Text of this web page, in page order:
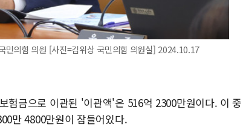
민의힘 의원 [사진=김위상 국민의힘 의원실] 2024.10.17
험금으로 이관된 '이관액'은 516억 2300만원이다. 이 중
만 4800만원이 잠들어있다.